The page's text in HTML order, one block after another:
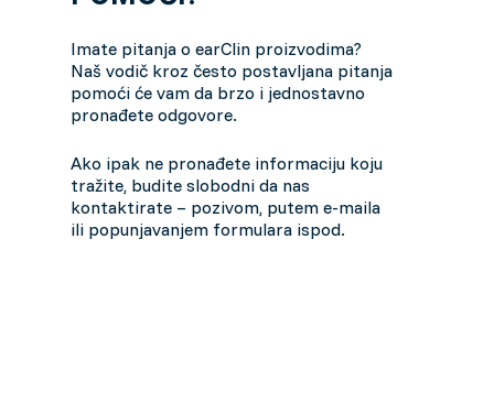
Imate pitanja o earClin proizvodima?
Naš vodič kroz često postavljana pitanja
pomoći će vam da brzo i jednostavno
pronađete odgovore.
Ako ipak ne pronađete informaciju koju
tražite, budite slobodni da nas
kontaktirate – pozivom, putem e-maila
ili popunjavanjem formulara ispod.
Germany (Deutsch)
Netherlands (Dutch)
Polish (Polski)
Portugal (Portuguese)